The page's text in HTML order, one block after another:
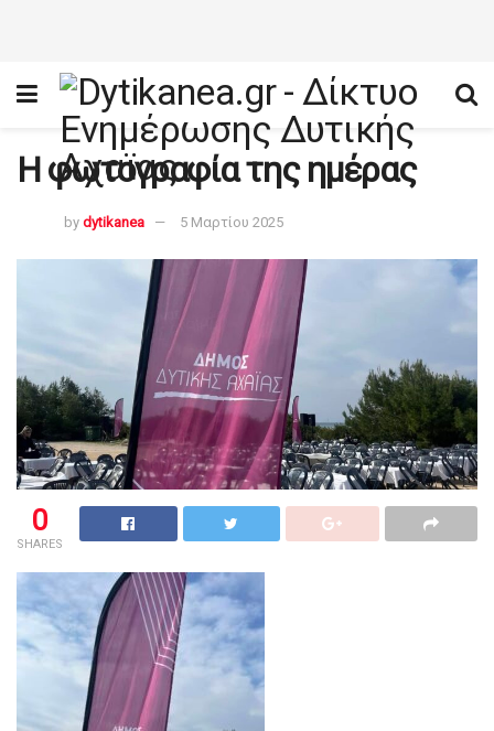
Η φωτογραφία της ημέρας
by dytikanea 5 Μαρτίου 2025
0
SHARES